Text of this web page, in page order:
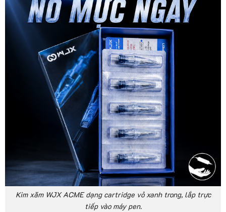
Kim xăm WJX ACME dạng cartridge vỏ xanh trong, lắp trực
tiếp vào máy pen.